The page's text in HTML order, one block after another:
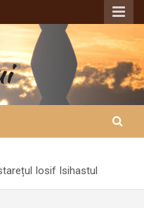
Iosif Isihastul